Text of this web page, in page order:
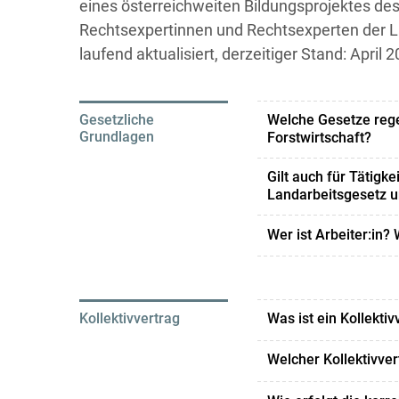
eines österreichweiten Bildungsprojektes
Rechtsexpertinnen und Rechtsexperten der
laufend aktualisiert, derzeitiger Stand: April
Gesetzliche
Grundlagen
Welche Gesetze
Forstwirtschaft?
Das
der Land- und
Arbeiter:innen und
Arbeitsvertragsrecht
regelt das
und das
Gilt auch für
Landarbeitsgesetz
Land- und
Landarbeitsgesetz
Wer ist Arbeiter:in?
Betrieben oder
kaufmännischer
ist.
Alle anderen
Kollektivvertrag
Was ist ein
Ein Kollektivvertrag
Welcher
Der anwendbare